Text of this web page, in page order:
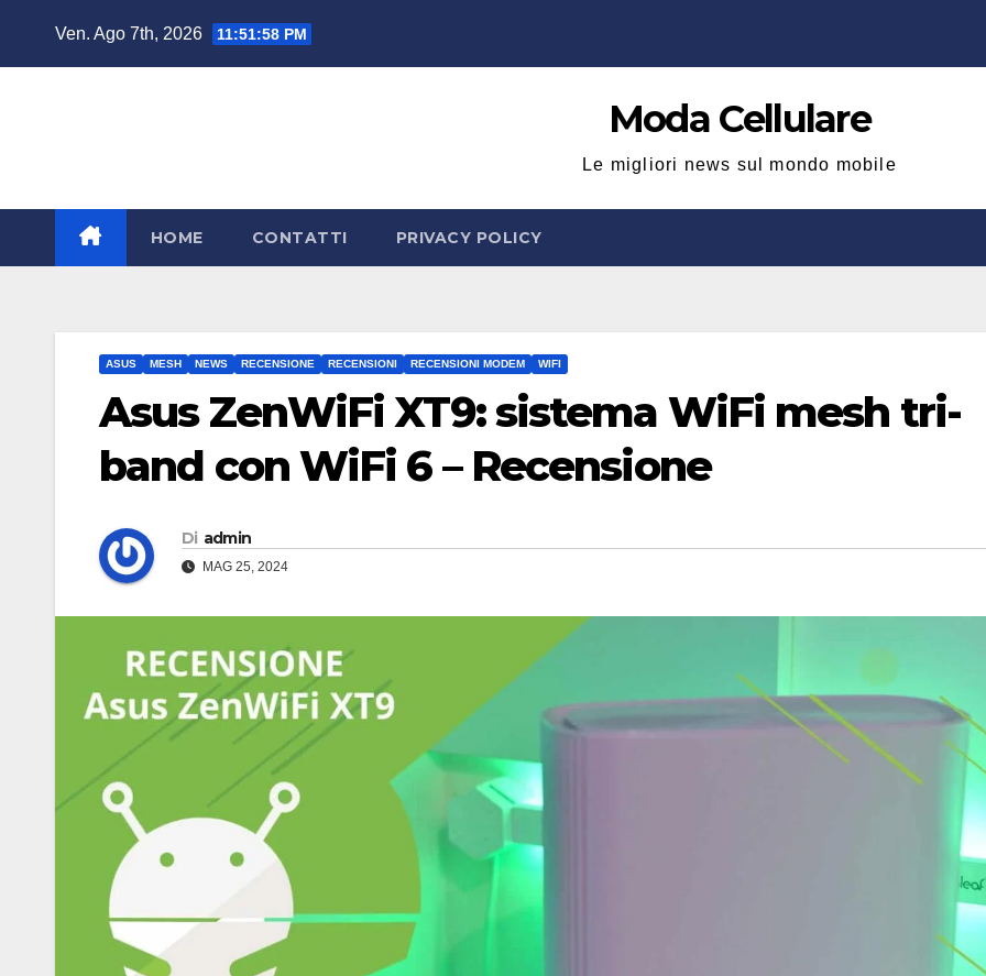
Ven. Ago 7th, 2026 11:51:59 PM
Moda Cellulare
Le migliori news sul mondo mobile
HOME CONTATTI PRIVACY POLICY
ASUS MESH NEWS RECENSIONE RECENSIONI RECENSIONI MODEM WIFI
Asus ZenWiFi XT9: sistema WiFi mesh tri-
band con WiFi 6 – Recensione
Di admin
MAG 25, 2024